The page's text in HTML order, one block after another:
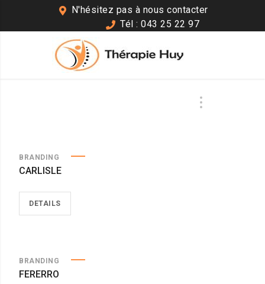
N'hésitez pas à nous contacter
Tél : 043 25 22 97
BRANDING
CARLISLE
DETAILS
BRANDING
FERERRO